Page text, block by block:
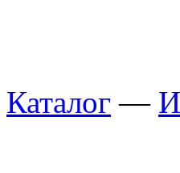
Каталог —